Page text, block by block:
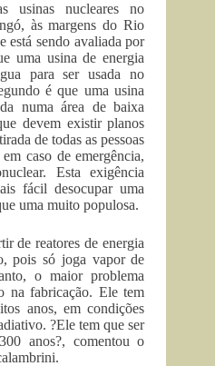
usinas nucleares no
às margens do Rio
está sendo avaliada por
uma usina de energia
para ser usada no
é que uma usina
numa área de baixa
devem existir planos
de todas as pessoas
caso de emergência,
Esta exigência
fácil desocupar uma
uma muito populosa.
de reatores de energia
pois só joga vapor de
o maior problema
na fabricação. Ele tem
anos, em condições
?Ele tem que ser
anos?, comentou o